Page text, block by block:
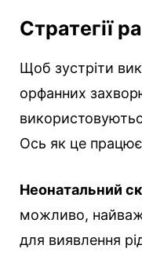
Стратегії
Щоб зустріти
орфанних
Ось як це
Неонатальний
можливо,
для виявлення